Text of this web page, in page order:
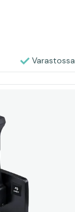
Varastossa